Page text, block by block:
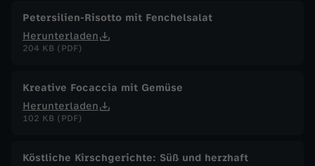
2
6
Petersilien-Risotto mit Fenchelsalat
Herunterladen
204 KB (PDF)
Kreative Focaccia mit Gemüse
Herunterladen
102 KB (PDF)
Köstliche Kirschgerichte: Süß und herzhaft